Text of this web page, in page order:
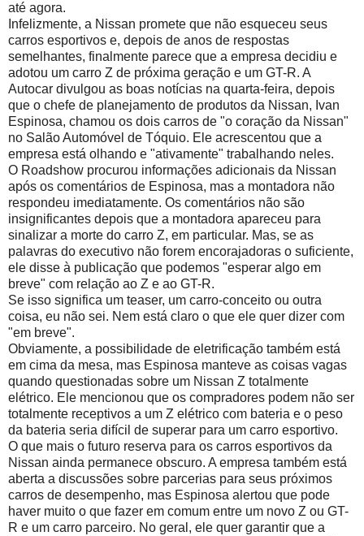
até agora.
Infelizmente, a Nissan promete que não esqueceu seus
carros esportivos e, depois de anos de respostas
semelhantes, finalmente parece que a empresa decidiu e
adotou um carro Z de próxima geração e um GT-R. A
Autocar divulgou as boas notícias na quarta-feira, depois
que o chefe de planejamento de produtos da Nissan, Ivan
Espinosa, chamou os dois carros de "o coração da Nissan"
no Salão Automóvel de Tóquio. Ele acrescentou que a
empresa está olhando e "ativamente" trabalhando neles.
O Roadshow procurou informações adicionais da Nissan
após os comentários de Espinosa, mas a montadora não
respondeu imediatamente. Os comentários não são
insignificantes depois que a montadora apareceu para
sinalizar a morte do carro Z, em particular. Mas, se as
palavras do executivo não forem encorajadoras o suficiente,
ele disse à publicação que podemos "esperar algo em
breve" com relação ao Z e ao GT-R.
Se isso significa um teaser, um carro-conceito ou outra
coisa, eu não sei. Nem está claro o que ele quer dizer com
"em breve".
Obviamente, a possibilidade de eletrificação também está
em cima da mesa, mas Espinosa manteve as coisas vagas
quando questionadas sobre um Nissan Z totalmente
elétrico. Ele mencionou que os compradores podem não ser
totalmente receptivos a um Z elétrico com bateria e o peso
da bateria seria difícil de superar para um carro esportivo.
O que mais o futuro reserva para os carros esportivos da
Nissan ainda permanece obscuro. A empresa também está
aberta a discussões sobre parcerias para seus próximos
carros de desempenho, mas Espinosa alertou que pode
haver muito o que fazer em comum entre um novo Z ou GT-
R e um carro parceiro. No geral, ele quer garantir que a